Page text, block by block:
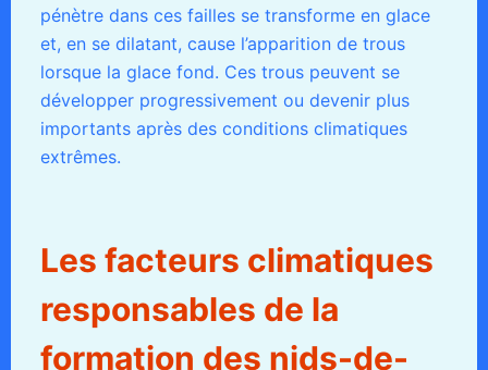
pénètre dans ces failles se transforme en glace
et, en se dilatant, cause l’apparition de trous
lorsque la glace fond. Ces trous peuvent se
développer progressivement ou devenir plus
importants après des conditions climatiques
extrêmes.
Les facteurs climatiques
responsables de la
formation des nids-de-